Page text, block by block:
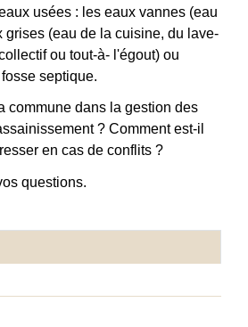
usées : les eaux vannes (eau
grises (eau de la cuisine, du lave-
ou tout-à- l'égout) ou
septique.
commune dans la gestion des
? Comment est-il
en cas de conflits ?
questions.